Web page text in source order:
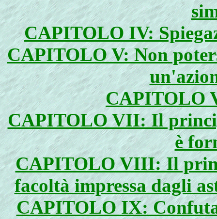
CAPITOLO IV:
CAPITOLO V: Non
CAPITOLO
CAPITOLO VII: Il
è
CAPITOLO VIII: Il
facoltà impressa dagli
CAPITOLO IX: